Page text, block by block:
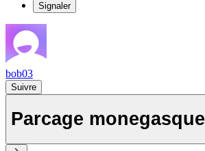
Signaler
bob03
Suivre
Parcage monegasque